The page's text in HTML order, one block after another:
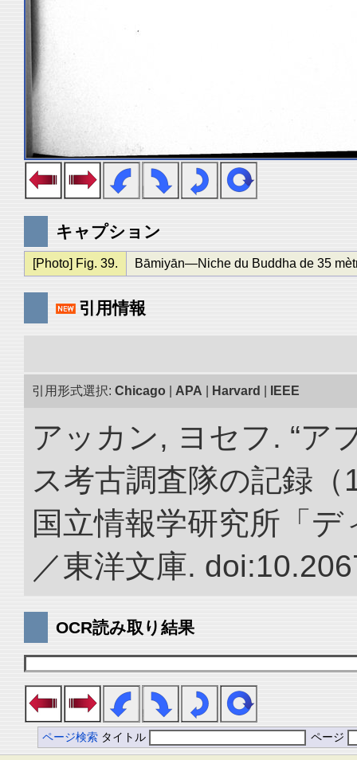
キャプション
[Photo] Fig. 39. Bāmiyān—Niche du Buddha de 35
引用情報
引用形式選択: Chicago APA Harvard IEEE
アッカン, ヨセフ. “ア
ス考古調査隊の記録
国立情報学研究所「
／東洋文庫.
OCR読み取り結果
ページ検索 タイトル ページ